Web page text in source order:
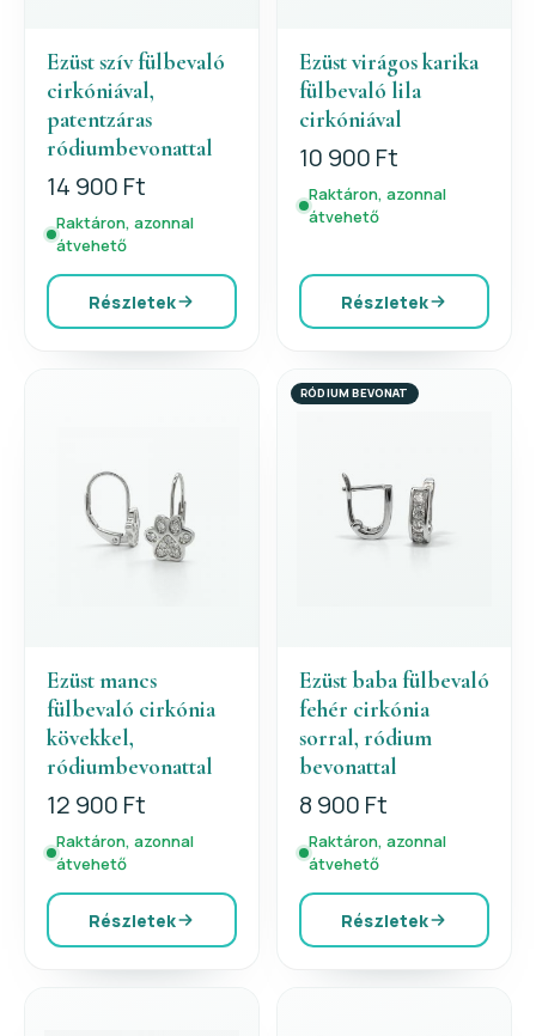
Ezüst szív fülbevaló
cirkóniával,
patentzáras
ródiumbevonattal
14 900 Ft
Raktáron, azonnal
átvehető
Részletek
Ezüst virágos karika
fülbevaló lila
cirkóniával
10 900 Ft
Raktáron, azonnal
átvehető
Részletek
Ezüst mancs
fülbevaló cirkónia
kövekkel,
ródiumbevonattal
12 900 Ft
Raktáron, azonnal
átvehető
Részletek
RÓDIUM BEVONAT
Ezüst baba fülbevaló
fehér cirkónia
sorral, ródium
bevonattal
8 900 Ft
Raktáron, azonnal
átvehető
Részletek